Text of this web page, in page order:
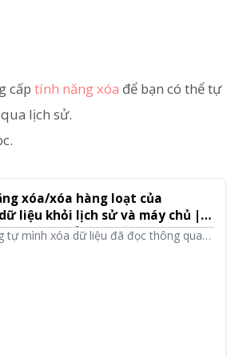
cấp tính năng xóa để bạn có thể tự
lịch sử.
xóa/xóa hàng loạt của
liệu khỏi lịch sử và máy chủ |
văn bản - Mojiokoshi-san
tự mình xóa dữ liệu đã đọc thông qua